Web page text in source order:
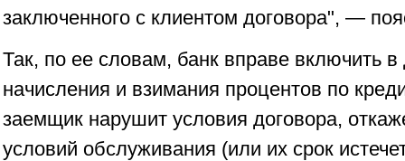
заключенного с клиентом договора", —
Так, по ее словам, банк вправе включить в
начисления и взимания процентов по
заемщик нарушит условия договора,
условий обслуживания (или их срок